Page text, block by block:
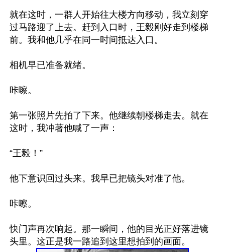
就在这时，一群人开始往大楼方向移动，我立刻穿
过马路迎了上去。赶到入口时，王毅刚好走到楼梯
前。我和他几乎在同一时间抵达入口。
相机早已准备就绪。
咔嚓。
第一张照片先拍了下来。他继续朝楼梯走去。就在
这时，我冲著他喊了一声：
“王毅！”
他下意识回过头来。我早已把镜头对准了他。
咔嚓。
快门声再次响起。那一瞬间，他的目光正好落进镜